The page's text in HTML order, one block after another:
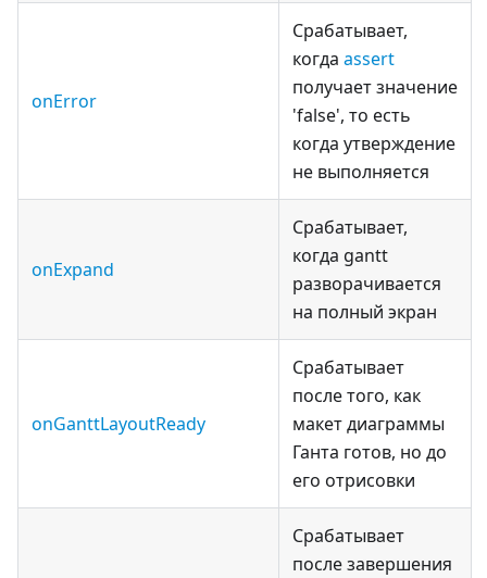
onError
Срабатывает,
когда assert
получает значение
'false', то есть
когда утверждение
не выполняется
onExpand
Срабатывает,
когда gantt
разворачивается
на полный экран
onGanttLayoutReady
Срабатывает
после того, как
макет диаграммы
Ганта готов, но до
его отрисовки
Срабатывает
после завершения